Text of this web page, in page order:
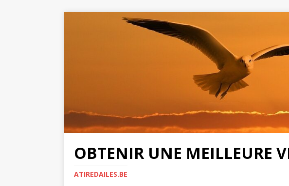
OBTENIR UNE MEILLEURE
ATIREDAILES.BE